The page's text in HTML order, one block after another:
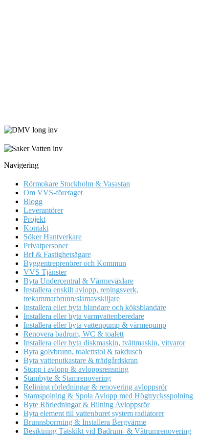
Navigering
Rörmokare Stockholm & Vasastan
Om VVS-företaget
Blogg
Leverantörer
Projekt
Kontakt
Söker Hantverkare
Privatpersoner
Brf & Fastighetsägare
Byggentreprenörer och Kommun
VVS Tjänster
Byta Undercentral & Värmeväxlare
Installera enskilt avlopp, reningsverk,
trekammarbrunn/slamavskiljare
Installera eller byta blandare och köksblandare
Installera eller byta varmvattenberedare
Installera eller byta vattenpump & värmepump
Renovera badrum, WC & toalett
Installera eller byta diskmaskin, tvättmaskin, vitvaror
Byta golvbrunn, toalettstol & takdusch
Byta vattenutkastare & trädgårdskran
Stopp i avlopp & avloppsrensning
Stambyte & Stamrenovering
Relining rörledningar & renovering avloppsrör
Stamspolning & Spola Avlopp med Högtrycksspolning
Byte Rörledningar & Bilning Avloppsrör
Byta element till vattenburet system radiatorer
Brunnsborrning & Installera Bergvärme
Besiktning Tätskikt vid Badrum- & Våtrumrenovering